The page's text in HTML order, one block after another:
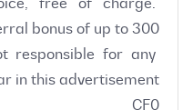
free of charge.
responsible for any